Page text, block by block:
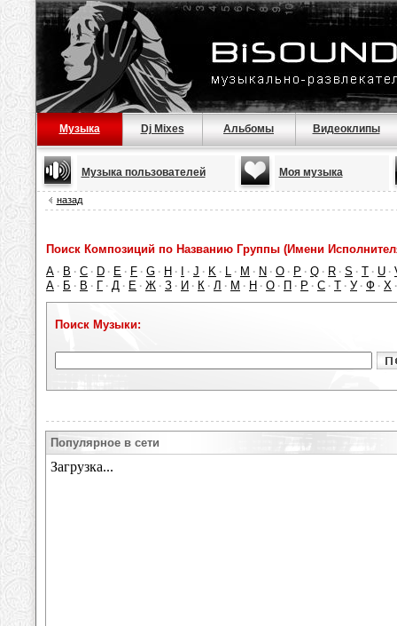
Музыка Dj Mixes Альбомы Видеоклипы
Музыка пользователей Моя музыка
назад
Поиск Композиций по Названию Группы (Имени
A · B · C · D · E · F · G · H · · J · K · L · M · N · O · P · Q · R · S · T · U ·
А · Б · В · Г · Д · Е · Ж · З · И · К · Л · М · Н · О · П · Р · С · Т · У · Ф · Х
Поиск Музыки:
Популярное в сети